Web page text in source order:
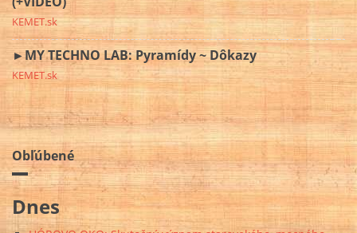
KEMET.sk
►MY TECHNO LAB: Pyramídy ~ Dôkazy
KEMET.sk
Obľúbené
Dnes